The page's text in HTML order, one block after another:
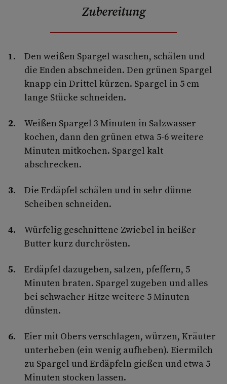
Zubereitung
Den weißen Spargel waschen, schälen und
die Enden abschneiden. Den grünen Spargel
knapp ein Drittel kürzen. Spargel in 5 cm
lange Stücke schneiden.
Weißen Spargel 3 Minuten in Salzwasser
kochen, dann den grünen etwa 5-6 weitere
Minuten mitkochen. Spargel kalt
abschrecken.
Die Erdäpfel schälen und in sehr dünne
Scheiben schneiden.
Würfelig geschnittene Zwiebel in heißer
Butter kurz durchrösten.
Erdäpfel dazugeben, salzen, pfeffern, 5
Minuten braten. Spargel zugeben und alles
bei schwacher Hitze weitere 5 Minuten
dünsten.
Eier mit Obers verschlagen, würzen, Kräuter
unterheben (ein wenig aufheben). Eiermilch
zu Spargel und Erdäpfeln gießen und etwa 5
Minuten stocken lassen.